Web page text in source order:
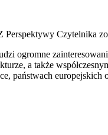
Perspektywy Czytelnika
ogromne
a także
państwach